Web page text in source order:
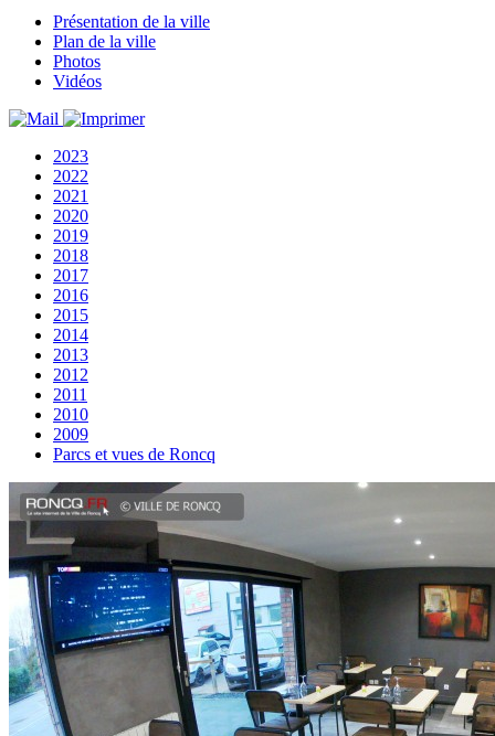
Présentation de la ville
Plan de la ville
Photos
Vidéos
2023
2022
2021
2020
2019
2018
2017
2016
2015
2014
2013
2012
2011
2010
2009
Parcs et vues de Roncq